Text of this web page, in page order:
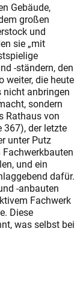
Gebäude,
großen
und
sie „mit
-ständern, den
weiter, die heute
nicht anbringen
sondern
Rathaus von
367), der letzte
unter Putz
und ein
dafür.
-anbauten
Fachwerk
Diese
was selbst bei